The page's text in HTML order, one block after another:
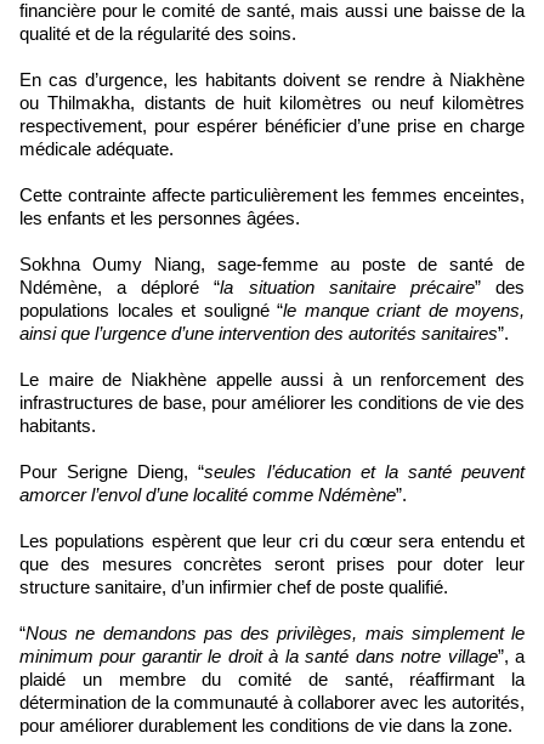
financière pour le comité de santé, mais aussi une baisse de la
qualité et de la régularité des soins.
En cas d’urgence, les habitants doivent se rendre à Niakhène
ou Thilmakha, distants de huit kilomètres ou neuf kilomètres
respectivement, pour espérer bénéficier d’une prise en charge
médicale adéquate.
Cette contrainte affecte particulièrement les femmes enceintes,
les enfants et les personnes âgées.
Sokhna Oumy Niang, sage-femme au poste de santé de
Ndémène, a déploré “la situation sanitaire précaire” des
populations locales et souligné “le manque criant de moyens,
ainsi que l’urgence d’une intervention des autorités sanitaires”.
Le maire de Niakhène appelle aussi à un renforcement des
infrastructures de base, pour améliorer les conditions de vie des
habitants.
Pour Serigne Dieng, “seules l’éducation et la santé peuvent
amorcer l’envol d’une localité comme Ndémène”.
Les populations espèrent que leur cri du cœur sera entendu et
que des mesures concrètes seront prises pour doter leur
structure sanitaire, d’un infirmier chef de poste qualifié.
“Nous ne demandons pas des privilèges, mais simplement le
minimum pour garantir le droit à la santé dans notre village”, a
plaidé un membre du comité de santé, réaffirmant la
détermination de la communauté à collaborer avec les autorités,
pour améliorer durablement les conditions de vie dans la zone.